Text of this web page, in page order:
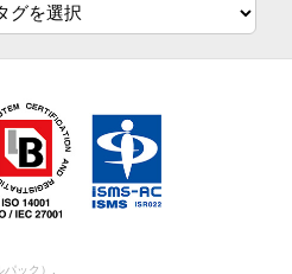
ック）.